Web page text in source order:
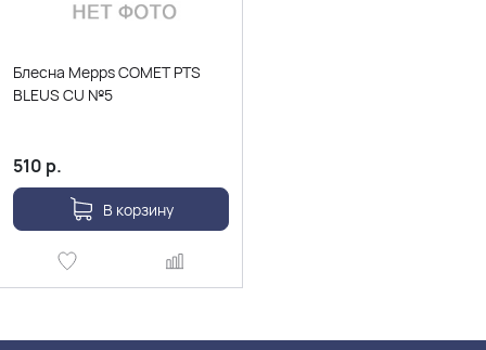
Блесна Mepps COMET PTS
BLEUS CU №5
510 р.
В корзину